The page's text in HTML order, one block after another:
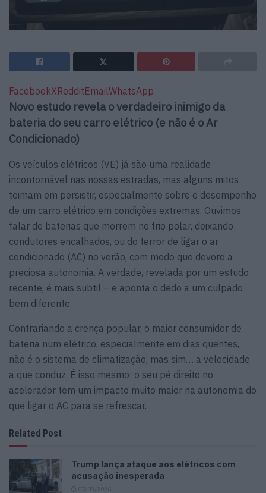
FacebookXRedditEmailWhatsApp
Novo estudo revela o verdadeiro inimigo da
bateria do seu carro elétrico (e não é o Ar
Condicionado)
Os veículos elétricos (VE) já são uma realidade
incontornável nas nossas estradas, mas alguns mitos
teimam em persistir, especialmente sobre o desempenho
de um carro elétrico em condições extremas. Ouvimos
falar de baterias que morrem no frio polar, deixando
condutores encalhados, ou do terror de ligar o ar
condicionado (AC) no verão, com medo que devore a
preciosa autonomia. A verdade, revelada por um estudo
recente, é mais subtil – e aponta o dedo a um culpado
bem diferente.
Contrariando a crença popular, o maior consumidor de
bateria num elétrico, especialmente em dias quentes,
não é o sistema de climatização, mas sim… a velocidade
a que conduz. É isso mesmo: o seu pé direito no
acelerador tem um impacto muito maior na autonomia do
que ligar o AC para se refrescar.
Related Post
Trump lança ataque aos elétricos com
acusação inesperada